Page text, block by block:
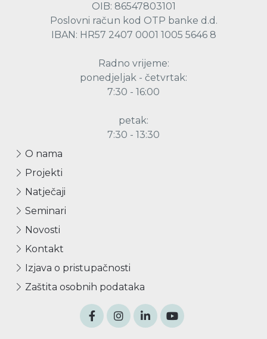
OIB: 86547803101
Poslovni račun kod OTP banke d.d.
IBAN: HR57 2407 0001 1005 5646 8
Radno vrijeme:
ponedjeljak - četvrtak:
7:30 - 16:00
petak:
7:30 - 13:30
O nama
Projekti
Natječaji
Seminari
Novosti
Kontakt
Izjava o pristupačnosti
Zaštita osobnih podataka